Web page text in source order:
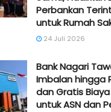
Perbankan
untuk Rumah
24 Juli 2026
Bank Nagari
Imbalan hingga
dan Gratis
untuk ASN dan